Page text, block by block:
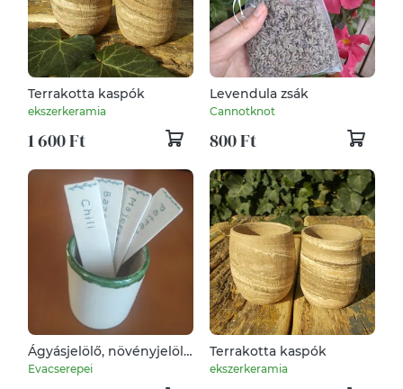
Terrakotta kaspók
ekszerkeramia
1 600 Ft
Levendula zsák
Cannotknot
800 Ft
Ágyásjelölő, növényjelölő
táblácskák tartóval
Evacserepei
Terrakotta kaspók
ekszerkeramia